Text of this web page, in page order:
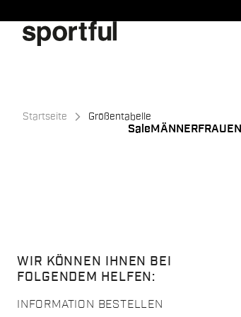
Inhalt
springen
Navigation
springen
Sale MÄNNERFRAUEN
Startseite Größentabelle
WIR KÖNNEN IHNEN BEI
FOLGENDEM HELFEN:
INFORMATION BESTELLEN